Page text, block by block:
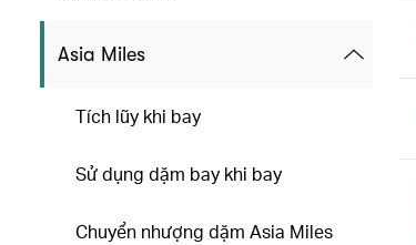
Asia Miles
Tích lũy khi bay
Sử dụng dặm bay khi bay
Chuyển nhượng dặm Asia Miles